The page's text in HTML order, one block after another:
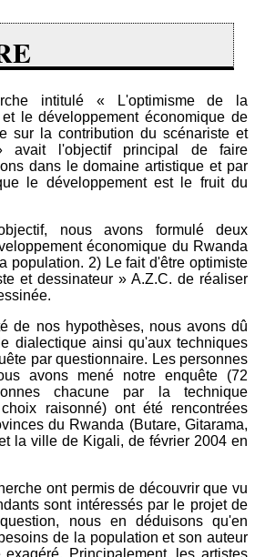
intitulé « L'optimisme de la
le développement économique de
sur la contribution du scénariste et
avait l'objectif principal de faire
dans le domaine artistique et par
le développement est le fruit du
nous avons formulé deux
économique du Rwanda
population. 2) Le fait d'être optimiste
et dessinateur » A.Z.C. de réaliser
de nos hypothèses, nous avons dû
dialectique ainsi qu'aux techniques
par questionnaire. Les personnes
avons mené notre enquête (72
chacune par la technique
raisonné) ont été rencontrées
du Rwanda (Butare, Gitarama,
la ville de Kigali, de février 2004 en
ont permis de découvrir que vu
sont intéressés par le projet de
nous en déduisons qu'en
de la population et son auteur
Principalement, les artistes